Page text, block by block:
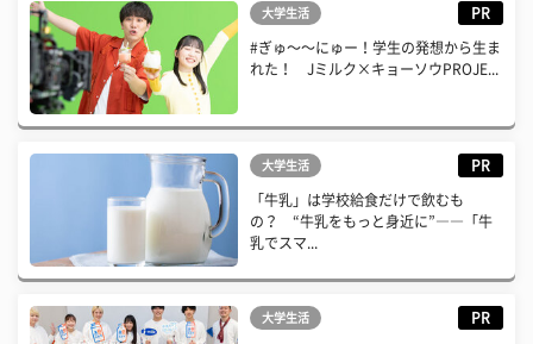
大学生活 PR
#ぎゅ〜〜にゅー！学生の発想から生ま
れた！ Jミルク×キョーソウPROJE...
大学生活 PR
「牛乳」は学校給食だけで飲むも
の？ “牛乳をもっと身近に”――「牛
乳でスマ...
大学生活 PR